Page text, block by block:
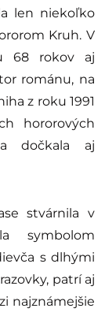
len niekoľko
Kruh. V
68 rokov aj
románu, na
z roku 1991
hororových
dočkala aj
stvárnila v
symbolom
s dlhými
patrí aj
najznámejšie